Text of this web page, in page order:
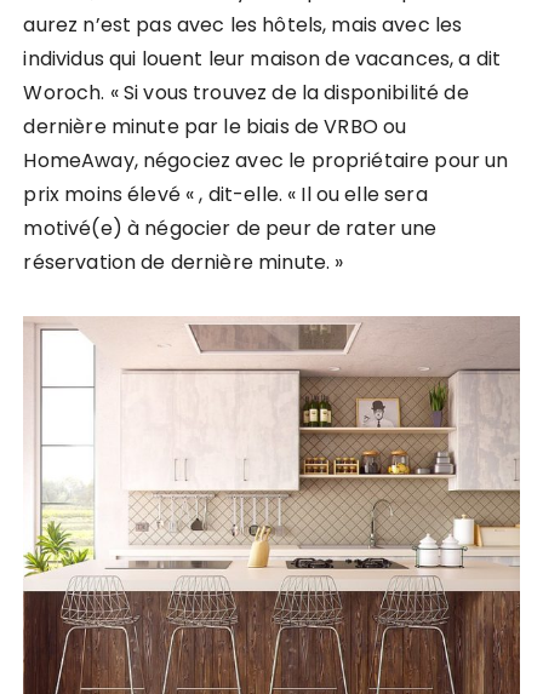
aurez n’est pas avec les hôtels, mais avec les
individus qui louent leur maison de vacances, a dit
Woroch. « Si vous trouvez de la disponibilité de
dernière minute par le biais de VRBO ou
HomeAway, négociez avec le propriétaire pour un
prix moins élevé « , dit-elle. « Il ou elle sera
motivé(e) à négocier de peur de rater une
réservation de dernière minute. »